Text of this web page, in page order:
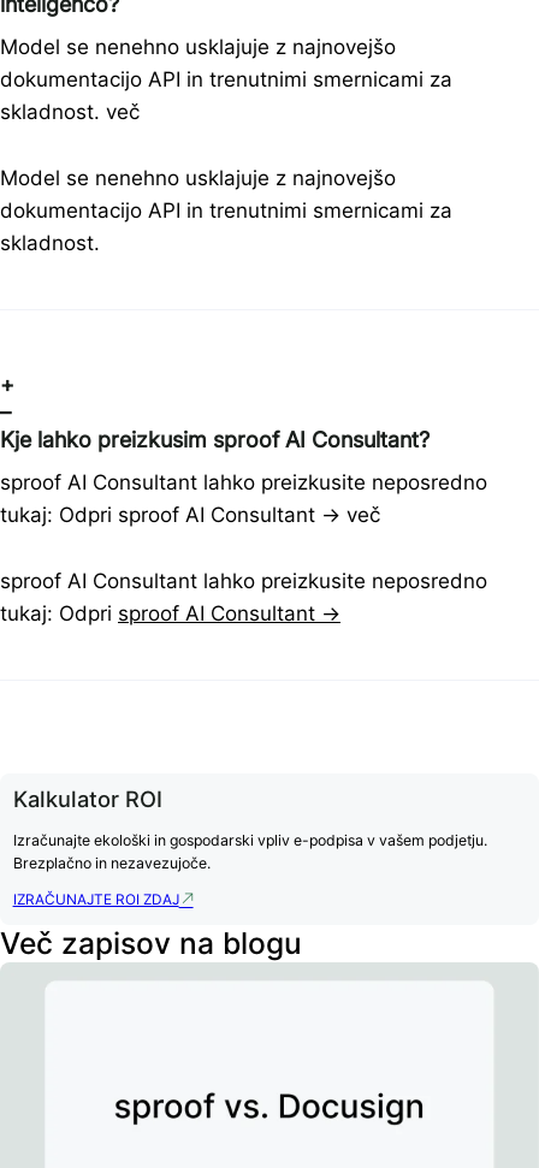
Model se nenehno usklajuje z najnovejšo
dokumentacijo API in trenutnimi smernicami za
skladnost. več
Model se nenehno usklajuje z najnovejšo
dokumentacijo API in trenutnimi smernicami za
skladnost.
+
–
Kje lahko preizkusim sproof AI Consultant?
sproof AI Consultant lahko preizkusite neposredno
tukaj: Odpri sproof AI Consultant → več
sproof AI Consultant lahko preizkusite neposredno
tukaj: Odpri sproof AI Consultant →
Kalkulator ROI
Izračunajte ekološki in gospodarski vpliv e-podpisa v vašem podjetju.
Brezplačno in nezavezujoče.
IZRAČUNAJTE ROI ZDAJ
Več zapisov na blogu